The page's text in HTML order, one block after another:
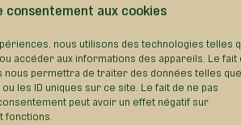
consentement aux cookies
nous utilisons des technologies telles
accéder aux informations des appareils. Le fait
permettra de traiter des données telles
les ID uniques sur ce site. Le fait de ne pas
peut avoir un effet négatif sur
REVENIR AU RÉPERTOIRE